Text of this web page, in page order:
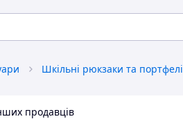
Шкільні рюкзаки та портфелі
продавців